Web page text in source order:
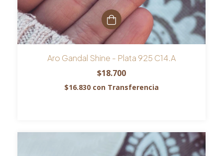
Aro Gandal Shine - Plata 925 C14.A
$18.700
$16.830 con Transferencia